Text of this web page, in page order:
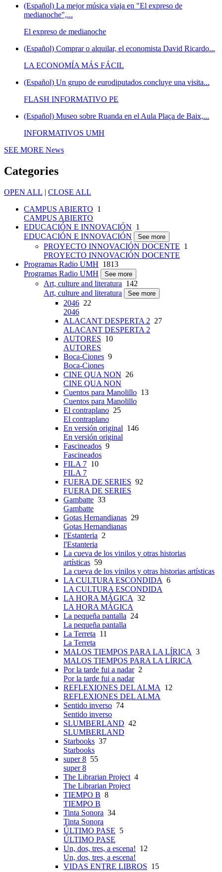
(Español) La mejor música viaja en "El expreso de
medianoche",...
El expreso de medianoche
(Español) Comprar o alquilar, el economista David Ricardo...
LA ECONOMÍA MÁS FÁCIL
(Español) Un grupo de eurodiputados concluye una visita...
FLASH INFORMATIVO PE
(Español) Museo sobre Ruanda en el Aula Plaça de Baix,...
INFORMATIVOS UMH
SEE MORE News
Categories
OPEN ALL | CLOSE ALL
CAMPUS ABIERTO 1
CAMPUS ABIERTO
EDUCACIÓN E INNOVACIÓN 1
EDUCACIÓN E INNOVACIÓN
See more
PROYECTO INNOVACIÓN DOCENTE 1
PROYECTO INNOVACIÓN DOCENTE
Programas Radio UMH 1813
Programas Radio UMH
See more
Art, culture and literatura 142
Art, culture and literatura
See more
2046 22
2046
ALACANT DESPERTA 2 27
ALACANT DESPERTA 2
AUTORES 10
AUTORES
Boca-Ciones 9
Boca-Ciones
CINE QUA NON 26
CINE QUA NON
Cuentos para Manolillo 13
Cuentos para Manolillo
El contraplano 25
El contraplano
En versión original 146
En versión original
Fascineados 9
Fascineados
FILA 7 10
FILA 7
FUERA DE SERIES 92
FUERA DE SERIES
Gambatte 33
Gambatte
Gotas Hernandianas 29
Gotas Hernandianas
l'Estanteria 2
l'Estanteria
La cueva de los vinilos y otras historias
artísticas 59
La cueva de los vinilos y otras historias artísticas
LA CULTURA ESCONDIDA 6
LA CULTURA ESCONDIDA
LA HORA MÁGICA 32
LA HORA MÁGICA
La pequeña pantalla 24
La pequeña pantalla
La Terreta 11
La Terreta
MALOS TIEMPOS PARA LA LÍRICA 3
MALOS TIEMPOS PARA LA LÍRICA
Por la tarde fui a nadar2
Por la tarde fui a nadar
REFLEXIONES DEL ALMA
12
REFLEXIONES DEL ALMA
Sentido inverso 74
Sentido inverso
SLUMBERLAND 42
SLUMBERLAND
Starbooks 37
Starbooks
super 8 55
super 8
The Librarian Project 4
The Librarian Project
TIEMPO B 8
TIEMPO B
Tinta Sonora 34
Tinta Sonora
ÚLTIMO PASE 5
ÚLTIMO PASE
Un, dos, tres, a escena! 12
Un, dos, tres, a escena!
VIDAS ENTRE LIBROS 15